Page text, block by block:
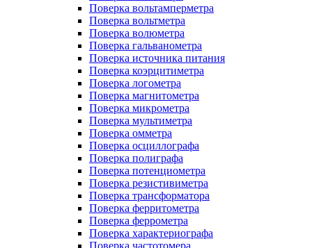
Поверка вольтамперметра
Поверка вольтметра
Поверка волюметра
Поверка гальванометра
Поверка источника питания
Поверка коэрцитиметра
Поверка логометра
Поверка магнитометра
Поверка микрометра
Поверка мультиметра
Поверка омметра
Поверка осциллографа
Поверка полиграфа
Поверка потенциометра
Поверка резистивиметра
Поверка трансформатора
Поверка ферритометра
Поверка феррометра
Поверка характериографа
Поверка частотомера